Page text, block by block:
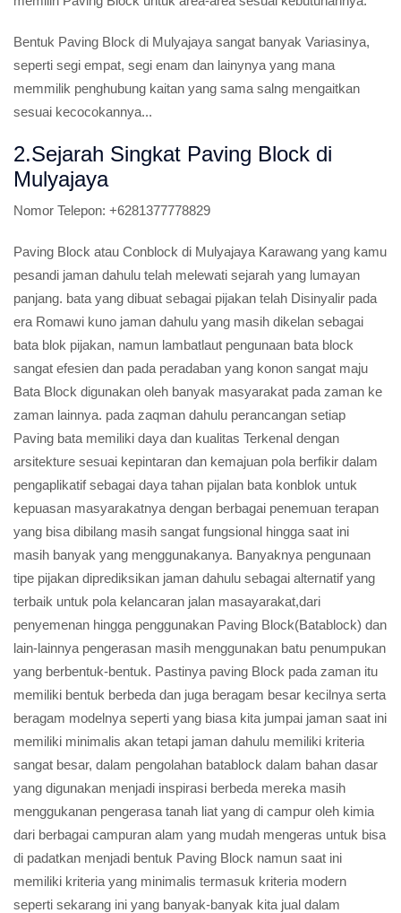
Bentuk Paving Block di Mulyajaya sangat banyak Variasinya,
seperti segi empat, segi enam dan lainynya yang mana
memmilik penghubung kaitan yang sama salng mengaitkan
sesuai kecocokannya...
2.Sejarah Singkat Paving Block di
Mulyajaya
Nomor Telepon: +6281377778829
Paving Block atau Conblock di Mulyajaya Karawang yang kamu
pesandi jaman dahulu telah melewati sejarah yang lumayan
panjang. bata yang dibuat sebagai pijakan telah Disinyalir pada
era Romawi kuno jaman dahulu yang masih dikelan sebagai
bata blok pijakan, namun lambatlaut pengunaan bata block
sangat efesien dan pada peradaban yang konon sangat maju
Bata Block digunakan oleh banyak masyarakat pada zaman ke
zaman lainnya. pada zaqman dahulu perancangan setiap
Paving bata memiliki daya dan kualitas Terkenal dengan
arsitekture sesuai kepintaran dan kemajuan pola berfikir dalam
pengaplikatif sebagai daya tahan pijalan bata konblok untuk
kepuasan masyarakatnya dengan berbagai penemuan terapan
yang bisa dibilang masih sangat fungsional hingga saat ini
masih banyak yang menggunakanya. Banyaknya pengunaan
tipe pijakan diprediksikan jaman dahulu sebagai alternatif yang
terbaik untuk pola kelancaran jalan masayarakat,dari
penyemenan hingga penggunakan Paving Block(Batablock) dan
lain-lainnya pengerasan masih menggunakan batu penumpukan
yang berbentuk-bentuk. Pastinya paving Block pada zaman itu
memiliki bentuk berbeda dan juga beragam besar kecilnya serta
beragam modelnya seperti yang biasa kita jumpai jaman saat ini
memiliki minimalis akan tetapi jaman dahulu memiliki kriteria
sangat besar, dalam pengolahan batablock dalam bahan dasar
yang digunakan menjadi inspirasi berbeda mereka masih
menggukanan pengerasa tanah liat yang di campur oleh kimia
dari berbagai campuran alam yang mudah mengeras untuk bisa
di padatkan menjadi bentuk Paving Block namun saat ini
memiliki kriteria yang minimalis termasuk kriteria modern
seperti sekarang ini yang banyak-banyak kita jual dalam